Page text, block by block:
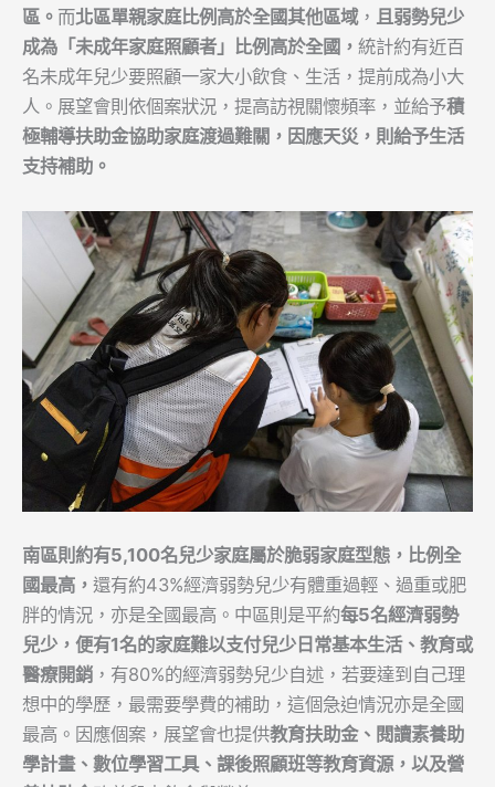
區。 而北區單親家庭比例高於全國其他區域， 且弱勢兒少
成為「未成年家庭照顧者」比例高於全國， 統計約有近百
名未成年兒少要照顧一家大小飲食、生活，提前成為小大
人。展望會則依個案狀況，提高訪視關懷頻率，並給予積
極輔導扶助金協助家庭渡過難關，因應天災，則給予生活
支持補助。
南區則約有5,100名兒少家庭屬於脆弱家庭型態，比例全
國最高， 還有約43%經濟弱勢兒少有體重過輕、過重或肥
胖的情況，亦是全國最高。中區則是平約每5名經濟弱勢
兒少，便有1名的家庭難以支付兒少日常基本生活、教育或
醫療開銷 ，有80%的經濟弱勢兒少自述，若要達到自己理
想中的學歷，最需要學費的補助，這個急迫情況亦是全國
最高。因應個案，展望會也提供教育扶助金、閱讀素養助
學計畫、數位學習工具、課後照顧班等教育資源，以及營